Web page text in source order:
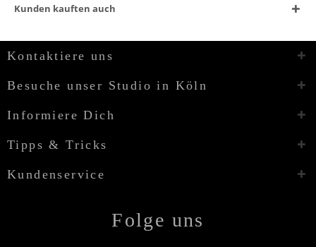
Kunden kauften auch
Kontaktiere uns
Besuche unser Studio in Köln
Informiere Dich
Tipps & Tricks
Kundenservice
Folge uns